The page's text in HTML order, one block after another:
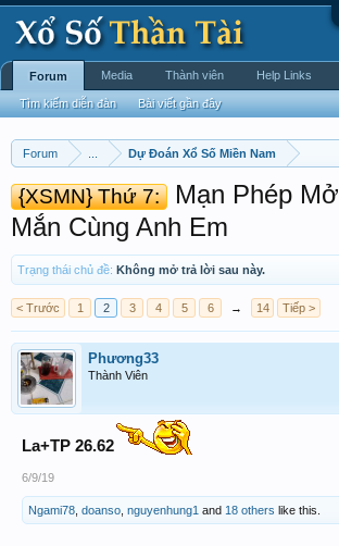
Forum Dự Đoán Xổ Số Miền Nam
{XSMN} Thứ 7:
Mạn Phép
Mắn Cùng Anh Em
Trạng thái chủ đề: Không mở trả lời sau này.
< Trước 1 2 3 4 5 6 → 14 Tiếp >
Phương33
Thành Viên
La+TP 26.62
6/9/19
Ngami78 doanso nguyenhung1 and 18 others like this.
Forum
Tìm kiếm diễn đàn Bài viết gần đây
Media Thành viên Help Links